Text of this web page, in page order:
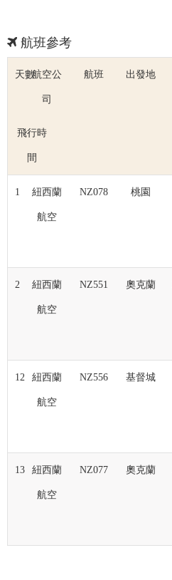
航班參考
天數航空公
司
航班 出發地
飛行時
間
1 紐西蘭
航空
NZ078 桃園
2 紐西蘭
航空
NZ551 奧克蘭
12 紐西蘭
航空
NZ556 基督城
13 紐西蘭
航空
NZ077 奧克蘭